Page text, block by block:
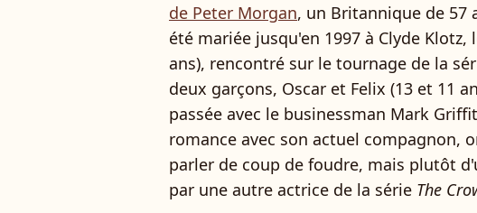
de Peter Morgan, un Britannique de 57
été mariée jusqu'en 1997 à Clyde Klotz,
ans), rencontré sur le tournage de la
deux garçons, Oscar et Felix (13 et 11
passée avec le businessman Mark
romance avec son actuel compagnon,
parler de coup de foudre, mais plutôt
par une autre actrice de la série The